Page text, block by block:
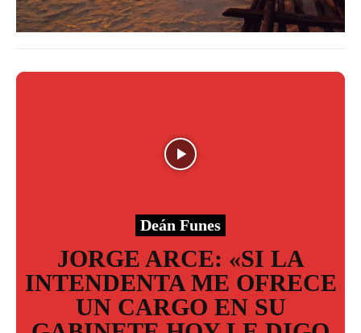
Deán Funes
JORGE ARCE: «SI LA
INTENDENTA ME OFRECE
UN CARGO EN SU